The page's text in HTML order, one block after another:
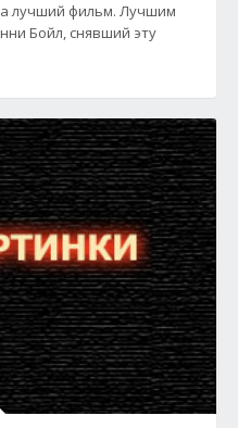
лучший фильм. Лучшим
Бойл, снявший эту